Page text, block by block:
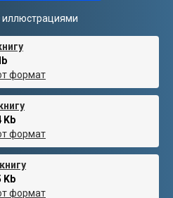
иллюстрациями
формат
Kb
формат
Kb
формат